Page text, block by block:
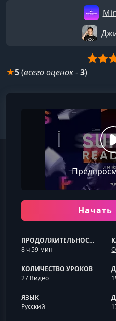
★5(всего оценок-3)
Начать
ПРОДОЛЖИТЕЛЬНОСТЬ
8 ч 59 мин
КОЛИЧЕСТВО УРОКОВ
27 Видео
ЯЗЫК
Русский